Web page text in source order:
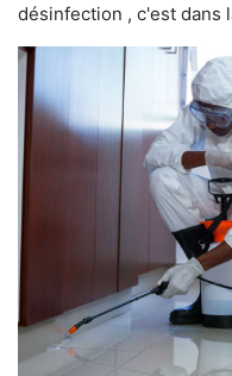
désinfection , c'est dans